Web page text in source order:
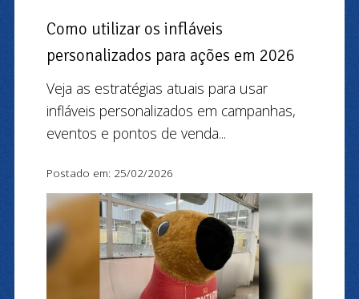
Como utilizar os infláveis
personalizados para ações em 2026
Veja as estratégias atuais para usar
infláveis personalizados em campanhas,
eventos e pontos de venda...
Postado em: 25/02/2026